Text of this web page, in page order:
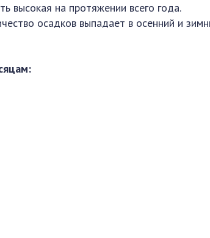
высокая на протяжении всего года.
осадков выпадает в осенний и